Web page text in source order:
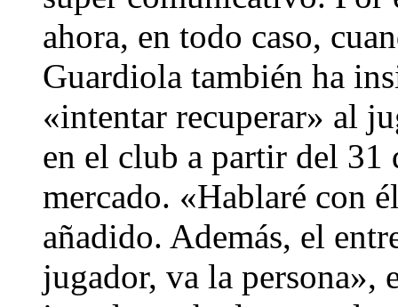
ahora, en todo caso,
Guardiola también ha
«intentar recuperar» al
en el club a partir del 31
mercado. «Hablaré con
añadido. Además, el
jugador, va la persona»,